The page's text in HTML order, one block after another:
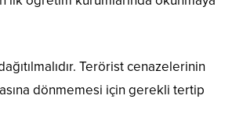
Terörist cenazelerinin
dönmemesi için gerekli tertip